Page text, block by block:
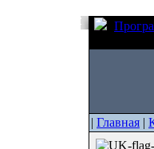
| Главная |